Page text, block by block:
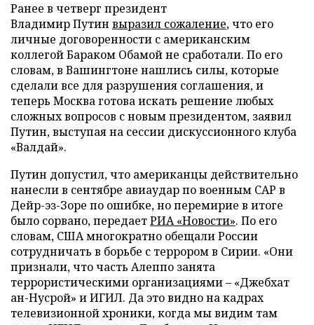
Ранее в четверг президент
Владимир Путин выразил сожаление, что его
личные договоренности с американским
коллегой Бараком Обамой не сработали. По его
словам, в Вашингтоне нашлись силы, которые
сделали все для разрушения соглашения, и
теперь Москва готова искать решение любых
сложных вопросов с новым президентом, заявил
Путин, выступая на сессии дискуссионного клуба
«Валдай».
Путин допустил, что американцы действительно
нанесли в сентябре авиаудар по военным САР в
Дейр-эз-Зоре по ошибке, но перемирие в итоге
было сорвано, передаетРИА «Новости». По его
словам, США многократно обещали России
сотрудничать в борьбе с террором в Сирии. «Они
признали, что часть Алеппо занята
террористическими организациями – «Джебхат
ан-Нусрой» и ИГИЛ. Да это видно на кадрах
телевизионной хроники, когда мы видим там